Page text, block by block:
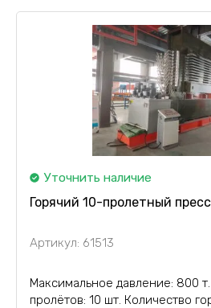
Уточнить наличие
Горячий 10-пролетный
Артикул: 61513
Максимальное давление: 800
пролётов: 10 шт. Количество